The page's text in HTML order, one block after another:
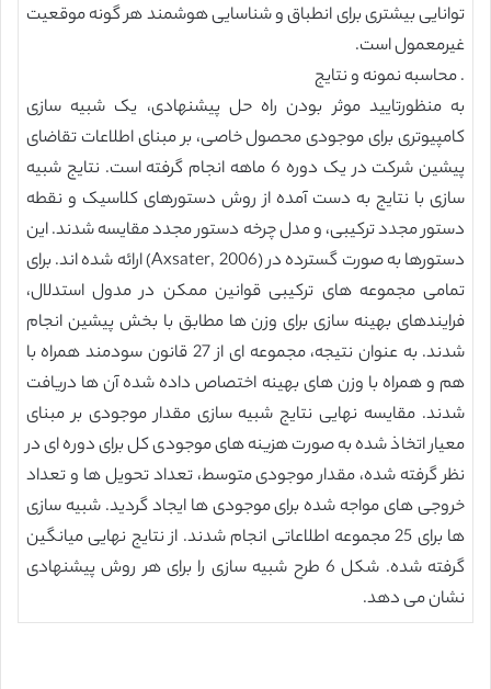
توانایی بیشتری برای انطباق و شناسایی هوشمند هر گونه موقعیت
غیرمعمول است.
. محاسبه نمونه و نتایج
به منظورتایید موثر بودن راه حل پیشنهادی، یک شبیه سازی
کامپیوتری برای موجودی محصول خاصی، بر مبنای اطلاعات تقاضای
پیشین شرکت در یک دوره 6 ماهه انجام گرفته است. نتایج شبیه
سازی با نتایج به دست آمده از روش دستورهای کلاسیک و نقطه
دستور مجدد ترکیبی، و مدل چرخه دستور مجدد مقایسه شدند. این
دستورها به صورت گسترده در (Axsater, 2006) ارائه شده اند. برای
تمامی مجموعه های ترکیبی قوانین ممکن در مدول استدلال،
فرایندهای بهینه سازی برای وزن ها مطابق با بخش پیشین انجام
شدند. به عنوان نتیجه، مجموعه ای از 27 قانون سودمند همراه با
هم و همراه با وزن های بهینه اختصاص داده شده آن ها دریافت
شدند. مقایسه نهایی نتایج شبیه سازی مقدار موجودی بر مبنای
معیار اتخاذ شده به صورت هزینه های موجودی کل برای دوره ای در
نظر گرفته شده، مقدار موجودی متوسط، تعداد تحویل ها و تعداد
خروجی های مواجه شده برای موجودی ها ایجاد گردید. شبیه سازی
ها برای 25 مجموعه اطلاعاتی انجام شدند. از نتایج نهایی میانگین
گرفته شده. شکل 6 طرح شبیه سازی را برای هر روش پیشنهادی
نشان می دهد.